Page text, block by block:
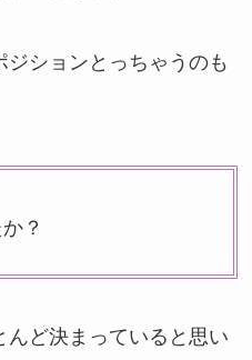
ションとっちゃうのも
？
んど決まっていると思い